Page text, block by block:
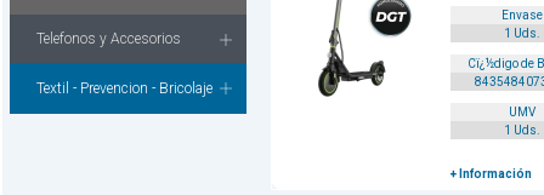
Telefonos y Accesorios
Textil - Prevencion - Bricolaje
Envase
1 Uds.
Cï¿½digo de
UMV
1 Uds.
+ Información